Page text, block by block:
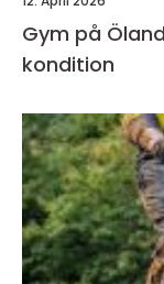
Gym på
kondition